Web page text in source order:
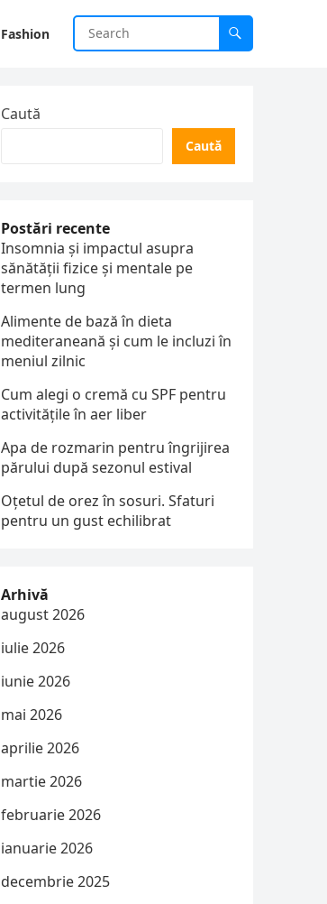
Fashion
Caută
Caută
Postări recente
Insomnia și impactul asupra
sănătății fizice și mentale pe
termen lung
Alimente de bază în dieta
mediteraneană și cum le incluzi în
meniul zilnic
Cum alegi o cremă cu SPF pentru
activitățile în aer liber
Apa de rozmarin pentru îngrijirea
părului după sezonul estival
Oțetul de orez în sosuri. Sfaturi
pentru un gust echilibrat
Arhivă
august 2026
iulie 2026
iunie 2026
mai 2026
aprilie 2026
martie 2026
februarie 2026
ianuarie 2026
decembrie 2025